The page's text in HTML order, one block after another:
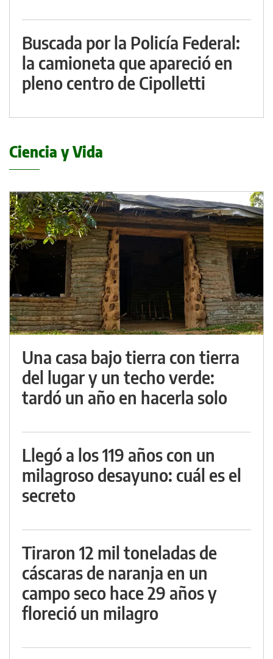
Buscada por la Policía Federal:
la camioneta que apareció en
pleno centro de Cipolletti
Ciencia y Vida
Una casa bajo tierra con tierra
del lugar y un techo verde:
tardó un año en hacerla solo
Llegó a los 119 años con un
milagroso desayuno: cuál es el
secreto
Tiraron 12 mil toneladas de
cáscaras de naranja en un
campo seco hace 29 años y
floreció un milagro